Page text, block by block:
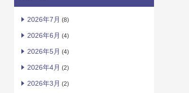
2026年7月 (8)
2026年6月 (4)
2026年5月 (4)
2026年4月 (2)
2026年3月 (2)